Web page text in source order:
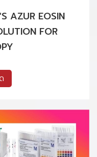
AZUR EOSIN
FOR